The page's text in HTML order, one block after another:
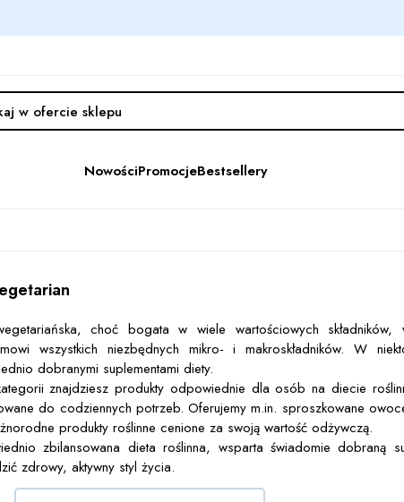
NowościPromocjeBestsellery
choć bogata w wiele wartościowych
wszystkich niezbędnych mikro- i makroskładników. W
dobranymi suplementami diety.
znajdziesz produkty odpowiednie dla osób na diecie
do codziennych potrzeb. Oferujemy m.in. sproszkowane
produkty roślinne cenione za swoją wartość odżywczą.
zbilansowana dieta roślinna, wsparta świadomie dobraną
zdrowy, aktywny styl życia.